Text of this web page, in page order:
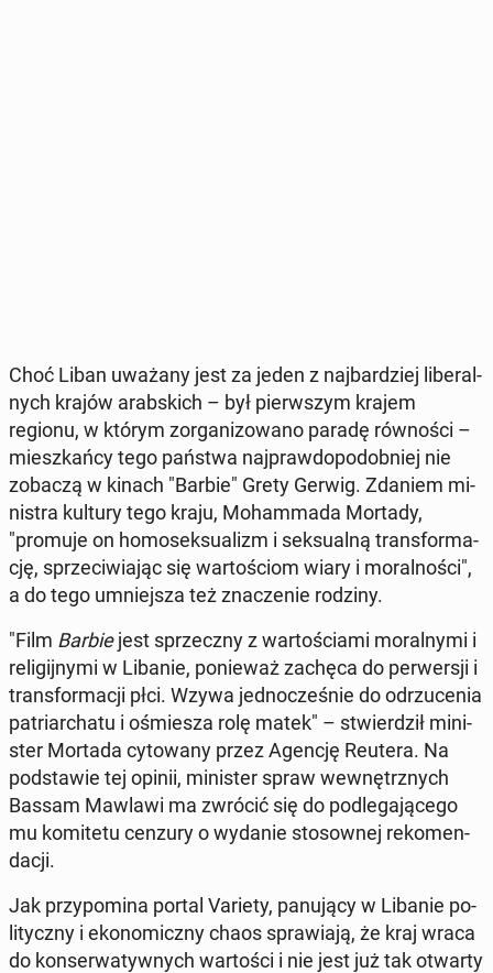
Choć Liban uważany jest za jeden z naj­bar­dziej li­be­ral­
nych krajów arab­skich – był pierw­szym krajem
regionu, w którym zor­ga­ni­zo­wa­no paradę rów­no­ści –
miesz­kań­cy tego państwa naj­praw­do­po­dob­niej nie
zobaczą w kinach "Barbie" Grety Gerwig. Zdaniem mi­
ni­stra kultury tego kraju, Mo­ham­ma­da Mortady,
"promuje on ho­mo­sek­su­alizm i sek­su­al­ną trans­for­ma­
cję, sprze­ci­wia­jąc się war­to­ściom wiary i mo­ral­no­ści",
a do tego umniej­sza też zna­cze­nie rodziny.
"Film Barbiejest sprzecz­ny z war­to­ścia­mi mo­ral­ny­mi i
re­li­gij­ny­mi w Libanie, po­nie­waż zachęca do per­wer­sji i
trans­for­ma­cji płci. Wzywa jed­no­cze­śnie do od­rzu­ce­nia
pa­triar­cha­tu i ośmie­sza rolę matek" – stwier­dził mi­ni­
ster Mortada cy­to­wa­ny przez Agencję Reutera. Na
pod­sta­wie tej opinii, mi­ni­ster spraw we­wnętrz­nych
Bassam Mawlawi ma zwrócić się do pod­le­ga­ją­ce­go
mu ko­mi­te­tu cenzury o wydanie sto­sow­nej re­ko­men­
da­cji.
Jak przy­po­mi­na portal Variety, pa­nu­ją­cy w Libanie po­
li­tycz­ny i eko­no­micz­ny chaos spra­wia­ją, że kraj wraca
do kon­ser­wa­tyw­nych war­to­ści i nie jest już tak otwarty